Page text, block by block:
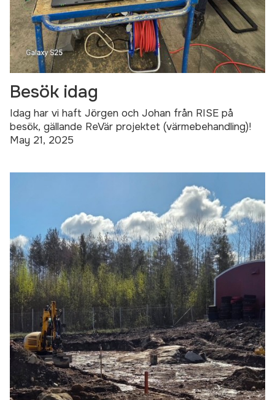
Besök idag
Idag har vi haft Jörgen och Johan från RISE på
besök, gällande ReVär projektet (värmebehandling)!
May 21, 2025